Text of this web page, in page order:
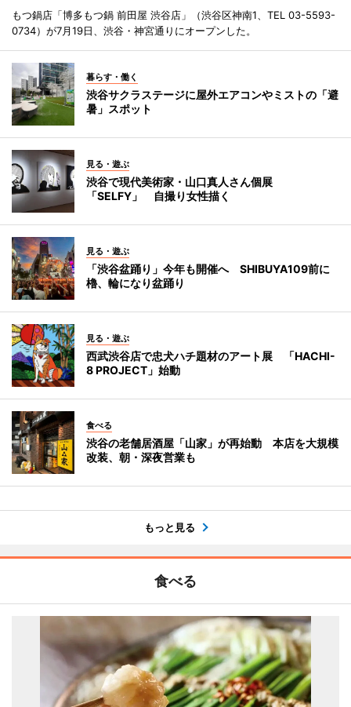
もつ鍋店「博多もつ鍋 前田屋 渋谷店」（渋谷区神南1、TEL 03-5593-
0734）が7月19日、渋谷・神宮通りにオープンした。
暮らす・働く
渋谷サクラステージに屋外エアコンやミストの「避
暑」スポット
見る・遊ぶ
渋谷で現代美術家・山口真人さん個展
「SELFY」 自撮り女性描く
見る・遊ぶ
「渋谷盆踊り」今年も開催へ SHIBUYA109前に
櫓、輪になり盆踊り
見る・遊ぶ
西武渋谷店で忠犬ハチ題材のアート展 「HACHI-
8 PROJECT」始動
食べる
渋谷の老舗居酒屋「山家」が再始動 本店を大規模
改装、朝・深夜営業も
もっと見る
食べる